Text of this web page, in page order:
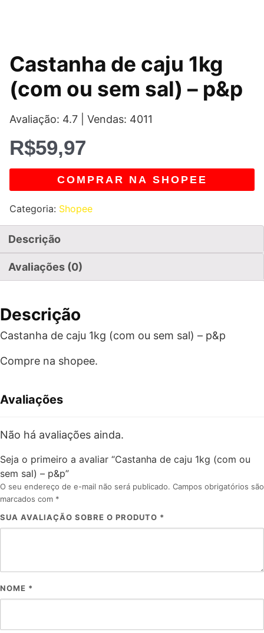
Castanha de caju 1kg
(com ou sem sal) – p&p
Avaliação: 4.7 | Vendas: 4011
R$59,97
COMPRAR NA SHOPEE
Categoria: Shopee
Descrição
Avaliações (0)
Descrição
Castanha de caju 1kg (com ou sem sal) – p&p
Compre na shopee.
Avaliações
Não há avaliações ainda.
Seja o primeiro a avaliar “Castanha de caju 1kg (com ou
sem sal) – p&p”
O seu endereço de e-mail não será publicado. Campos obrigatórios são
marcados com *
SUA AVALIAÇÃO SOBRE O PRODUTO *
NOME *